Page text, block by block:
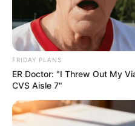
1 Simple Trick To Cut
STOPWATT
FRIDAY PLANS
ER Doctor: "I Threw Out My
CVS Aisle 7"